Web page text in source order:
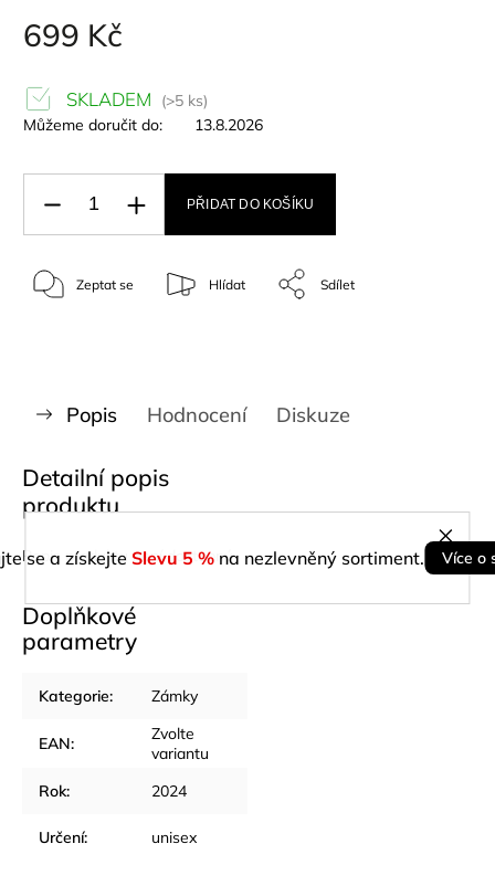
se a získejte Slevu 5 % na nezlevněný sortiment. Více o
699 Kč
SKLADEM
(>5 ks)
Můžeme doručit do:
13.8.2026
PŘIDAT DO KOŠÍKU
Zeptat se Hlídat Sdílet
Popis Hodnocení Diskuze
Detailní popis
produktu
Popis produktu není dostupný
Doplňkové
parametry
Kategorie: Zámky
EAN:
Zvolte
variantu
Rok: 2024
Určení: unisex